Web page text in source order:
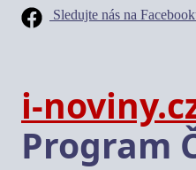
Sledujte nás na
i-
Program